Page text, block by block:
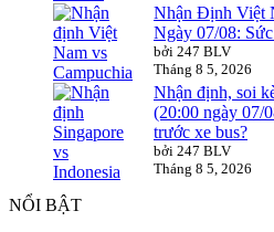
Nhận Định Việt
Ngày 07/08:
bởi 247 BLV
Tháng 8 5, 2026
Nhận định, soi
(20:00 ngày 07/
trước xe bus?
bởi 247 BLV
Tháng 8 5, 2026
NỔI BẬT